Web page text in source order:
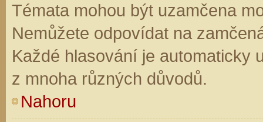
Témata mohou být uzamčena
Nemůžete odpovídat na
Každé hlasování je automaticky
z mnoha různých důvodů.
Nahoru